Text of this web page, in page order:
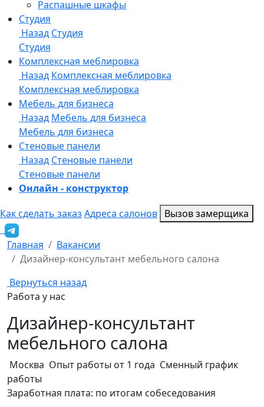
Онлайн - конструктор
Как сделать заказ Адреса салонов Вызов замерщика
Главная
Вакансии
Дизайнер-консультант мебельного салона
Вернуться назад
Работа у нас
Дизайнер-консультант
мебельного салона
Москва Опыт работы от 1 года Сменный график
работы
Заработная плата: по итогам собеседования